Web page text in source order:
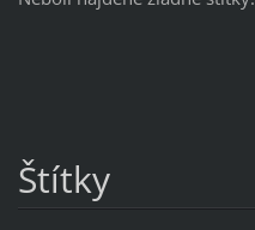
Štítky